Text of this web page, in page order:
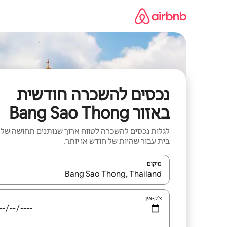
נכסים להשכרה חודשית
באזור Bang Sao Thong
לגלות נכסים להשכרה לטווח ארוך שנותנים תחושה של
בית עבור שהיות של חודש או יותר.
מיקום
כאשר התוצאות יהיו זמינות, יש לנווט עם מקשי החיצים
צ'ק-אין